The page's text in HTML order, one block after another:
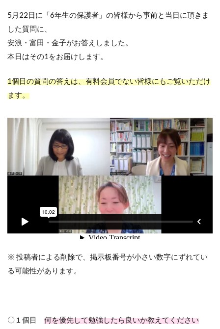
5月22日に「6年生の保護者」の皆様から事前と当日に頂きま
した質問に、
安浪・富田・金子がお答えしました。
本日はその1をお届けします。
1個目の質問の答えは、有料会員でない皆様にもご覧いただけ
ます。
※ 投稿者による削除で、掲示板番号が小さい数字にずれてい
る可能性があります。
〇１個目 何を優先して勉強したら良いか教えてください